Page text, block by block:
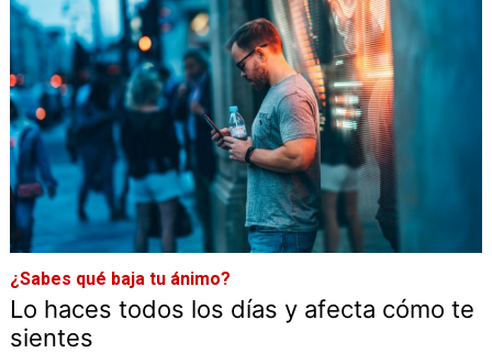
¿Sabes qué baja tu ánimo?
Lo haces todos los días y afecta cómo te
sientes